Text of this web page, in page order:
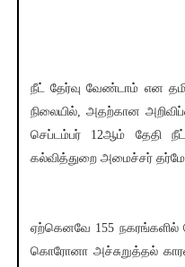
நீட் தேர்வு வேண்டாம் என
நிலையில், அதற்கான
செப்டம்பர் 12ஆம் தேதி
கல்வித்துறை அமைச்சர்
ஏற்கெனவே 155 நகரங்களில்
கொரோனா அச்சுறுத்தல்